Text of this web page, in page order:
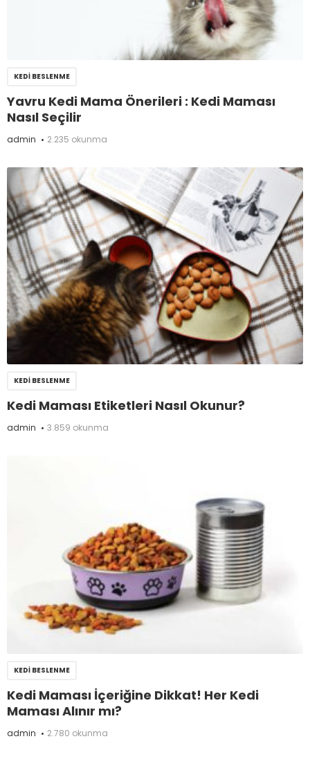
KEDI BESLENME
Yavru Kedi Mama Önerileri : Kedi Maması
Nasıl Seçilir
admin 2.235 okunma
KEDI BESLENME
Kedi Maması Etiketleri Nasıl Okunur?
admin 3.859 okunma
KEDI BESLENME
Kedi Maması İçeriğine Dikkat! Her Kedi
Maması Alınır mı?
admin 2.780 okunma